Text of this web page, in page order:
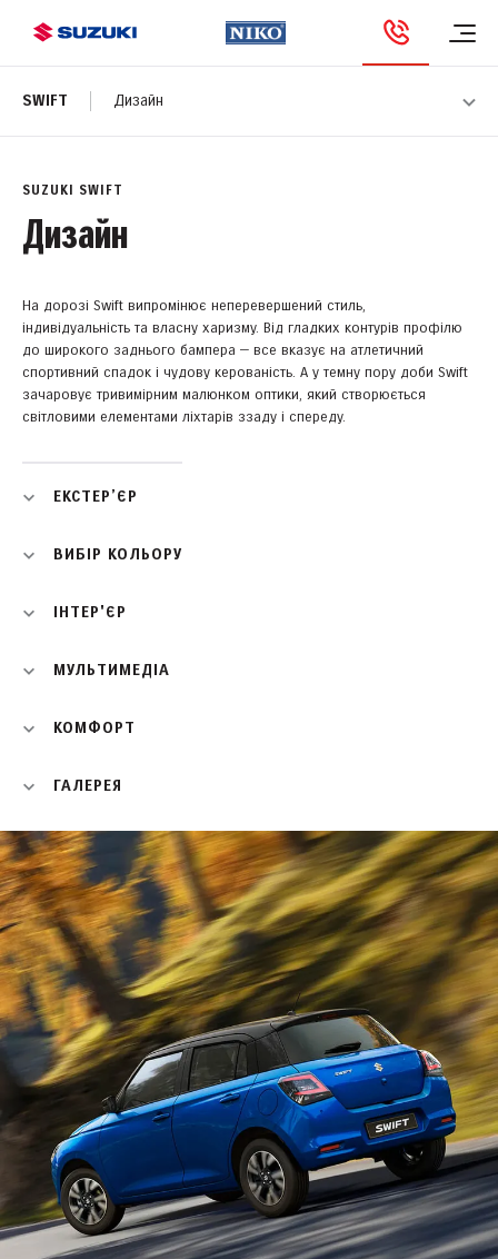
SWIFT Дизайн
SUZUKI SWIFT
Дизайн
На дорозі Swift випромінює неперевершений стиль,
індивідуальність та власну харизму. Від гладких контурів профілю
до широкого заднього бампера — все вказує на атлетичний
спортивний спадок і чудову керованість. А у темну пору доби Swift
зачаровує тривимірним малюнком оптики, який створюється
світловими елементами ліхтарів ззаду і спереду.
ЕКСТЕР’ЄР
ВИБІР КОЛЬОРУ
ІНТЕР'ЄР
МУЛЬТИМЕДІА
КОМФОРТ
ГАЛЕРЕЯ